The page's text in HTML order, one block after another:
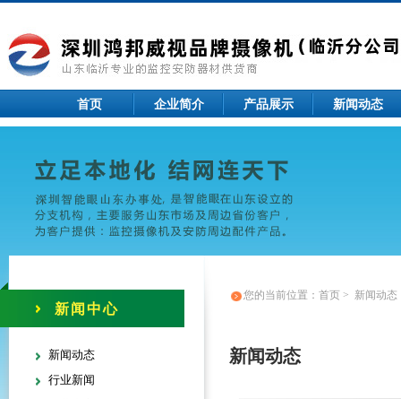
首页 企业简介 产品展示 新闻动态
新闻中心
新闻动态
行业新闻
您的当前位置：首页 > 新闻动态
新闻动态